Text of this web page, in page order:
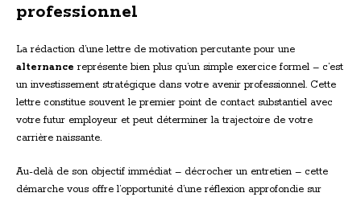
professionnel
La rédaction d’une lettre de motivation percutante pour une
alternance représente bien plus qu’un simple exercice formel – c’est
un investissement stratégique dans votre avenir professionnel. Cette
lettre constitue souvent le premier point de contact substantiel avec
votre futur employeur et peut déterminer la trajectoire de votre
carrière naissante.
Au-delà de son objectif immédiat – décrocher un entretien – cette
démarche vous offre l’opportunité d’une réflexion approfondie sur